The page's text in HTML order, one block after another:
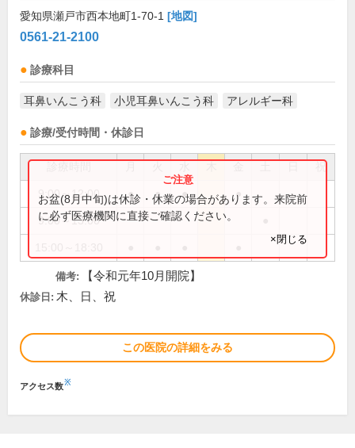
愛知県瀬戸市西本地町1-70-1 [地図]
0561-21-2100
診療科目
耳鼻いんこう科 小児耳鼻いんこう科 アレルギー科
診療/受付時間・休診日
祝
9:00～12:00 ● ● ● ●
9:00～13:00
お盆(8月中旬)は休診・休業の場合があります。来院前
に必ず医療機関に直接ご確認ください。
×閉じる
備考: 【令和元年10月開院】
休診日: 木、日、祝
この医院の詳細をみる
アクセス数※